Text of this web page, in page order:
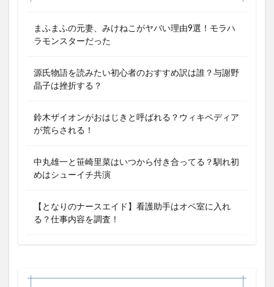
まふまふの元妻、みけねこがヤバい理由9選！モラハ
ラモンスターだった
源氏物語を読みたい初心者のおすすめ訳は誰？与謝野
晶子は挫折する？
鈴木ザイオンがおはじきと呼ばれる？ウィキペディア
が荒らされる！
中丸雄一と笹崎里菜はいつから付き合ってる？馴れ初
めはシューイチ共演
【となりのナースエイド】看護助手はオペ室に入れ
る？仕事内容を調査！